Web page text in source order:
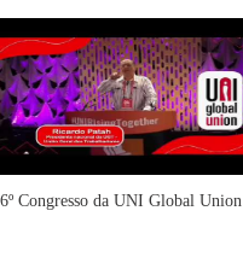
6º Congresso da UNI Global Union